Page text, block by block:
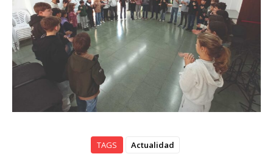
TAGS Actualidad